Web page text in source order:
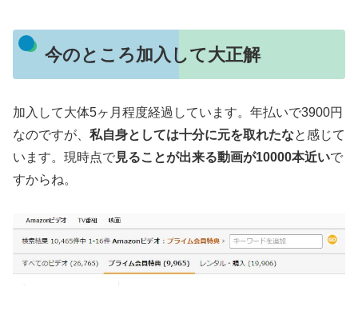
今のところ加入して大正解
加入して大体5ヶ月程度経過しています。年払いで3900円
なのですが、 私自身としては十分に元を取れたなと感じて
います。現時点で見ることが出来る動画が10000本近いで
すからね。